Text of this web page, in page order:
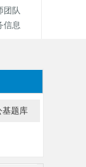
题
团队
信息
基题库